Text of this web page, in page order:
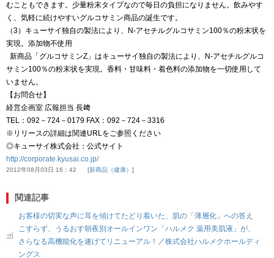
むこともできます。少量粉末タイプなので毎日の負担になりません。飲みやす
く、気軽に続けやすいグルコサミン商品の誕生です。
（3）キューサイ独自の製法により、N‐アセチルグルコサミン100％の粉末状を
実現。添加物不使用
新商品「グルコサミンZ」はキューサイ独自の製法により、N‐アセチルグルコ
サミン100％の粉末状を実現。香料・甘味料・着色料の添加物を一切使用して
いません。
【お問合せ】
経営企画室 広報担当 長﨑
TEL：092－724－0179 FAX：092－724－3316
※リリースの詳細は関連URLをご参照ください
◎キューサイ株式会社：公式サイト
http://corporate.kyusai.co.jp/
2012年08月03日 16：42 新商品（健康）
関連記事
お客様の切実な声に耳を傾けてたどり着いた、肌の「薄層化」への答え
こすらず、うるおす朝夜別オールインワン「ハルメク 薬用美肌液」が、
さらなる高機能化を遂げてリニューアル！／株式会社ハルメクホールディ
ングス